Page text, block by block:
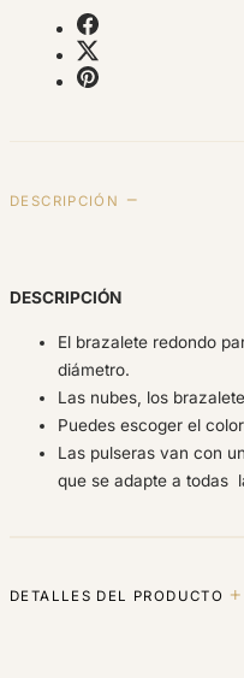
DESCRIPCIÓN
DESCRIPCIÓN
El brazalete redondo
diámetro.
Las nubes, los
Puedes escoger el
Las pulseras van con
que se adapte a todas
DETALLES DEL PRODUCTO